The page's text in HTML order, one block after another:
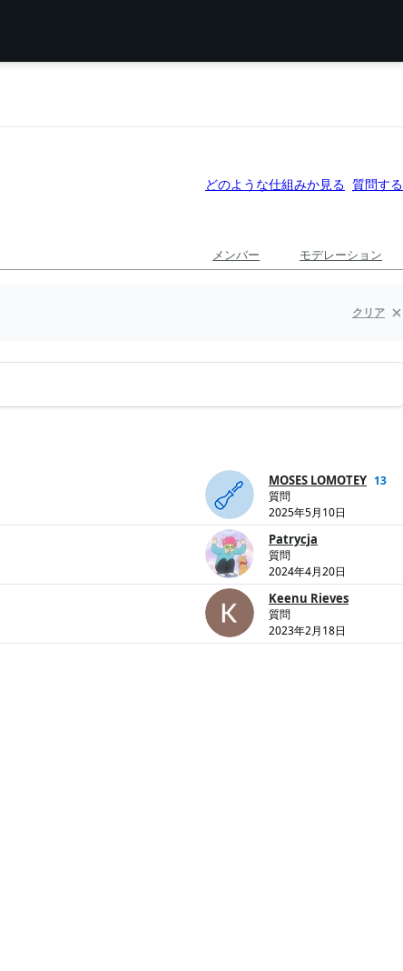
どのような仕組みか見る 質問する
メンバー モデレーション
クリア
MOSES LOMOTEY 13
質問
2025年5月10日
Patrycja
質問
2024年4月20日
Keenu Rieves
質問
2023年2月18日